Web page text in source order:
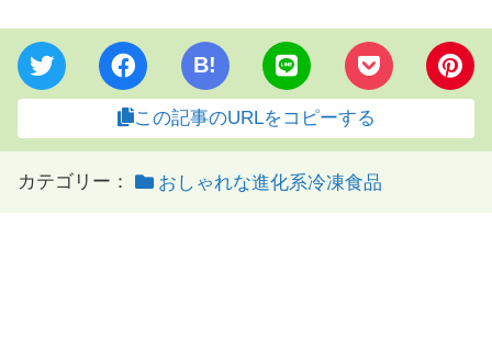
B!
この記事のURLをコピーする
カテゴリー： おしゃれな進化系冷凍食品